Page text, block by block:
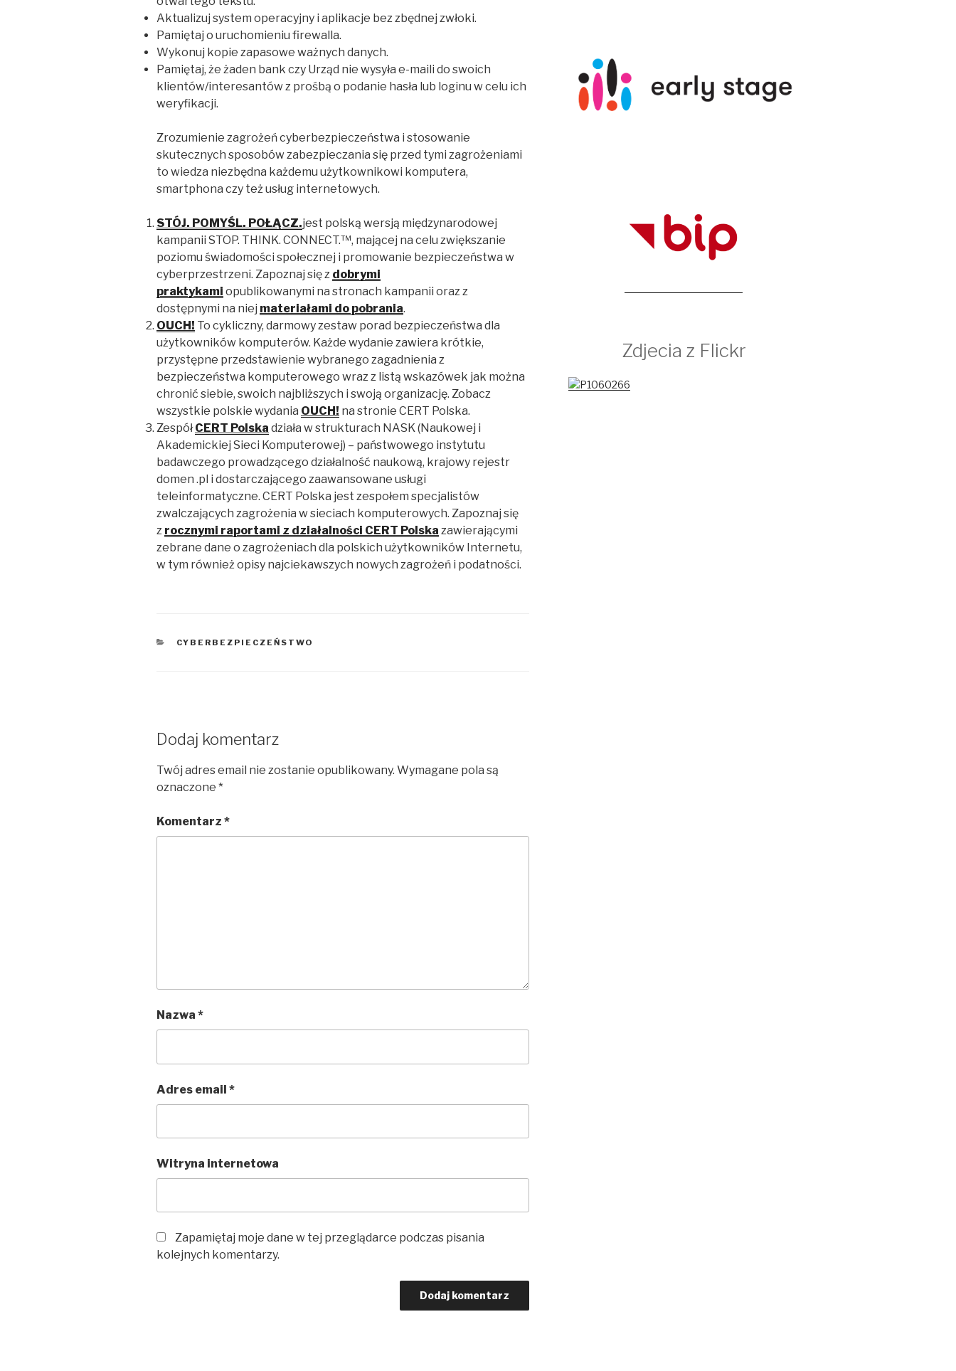
Aktualizuj system operacyjny i aplikacje bez zbędnej zwłoki.
Pamiętaj o uruchomieniu firewalla.
Wykonuj kopie zapasowe ważnych danych.
Pamiętaj, że żaden bank czy Urząd nie wysyła e-maili do swoich
klientów/interesantów z prośbą o podanie hasła lub loginu w celu ich
weryfikacji.
Zrozumienie zagrożeń cyberbezpieczeństwa i stosowanie
skutecznych sposobów zabezpieczania się przed tymi zagrożeniami
to wiedza niezbędna każdemu użytkownikowi komputera,
smartphona czy też usług internetowych.
STÓJ. POMYŚL. POŁĄCZ.jest polską wersją międzynarodowej
kampanii STOP. THINK. CONNECT.™, mającej na celu zwiększanie
poziomu świadomości społecznej i promowanie bezpieczeństwa w
cyberprzestrzeni. Zapoznaj się z dobrymi
praktykami opublikowanymi na stronach kampanii oraz z
dostępnymi na niej materiałami do pobrania.
OUCH! To cykliczny, darmowy zestaw porad bezpieczeństwa dla
użytkowników komputerów. Każde wydanie zawiera krótkie,
przystępne przedstawienie wybranego zagadnienia z
bezpieczeństwa komputerowego wraz z listą wskazówek jak można
chronić siebie, swoich najbliższych i swoją organizację. Zobacz
wszystkie polskie wydania OUCH! na stronie CERT Polska.
ZespółCERT Polska działa w strukturach NASK (Naukowej i
Akademickiej Sieci Komputerowej) – państwowego instytutu
badawczego prowadzącego działalność naukową, krajowy rejestr
domen .pl i dostarczającego zaawansowane usługi
teleinformatyczne. CERT Polska jest zespołem specjalistów
zwalczających zagrożenia w sieciach komputerowych. Zapoznaj się
z rocznymi raportami z działalności CERT Polska zawierającymi
zebrane dane o zagrożeniach dla polskich użytkowników Internetu,
w tym również opisy najciekawszych nowych zagrożeń i podatności.
KATEGORIE
CYBERBEZPIECZEŃSTWO
Dodaj komentarz
Twój adres email nie zostanie opublikowany. Wymagane pola są
oznaczone *
Komentarz *
Nazwa *
Adres email *
Witryna internetowa
Zapamiętaj moje dane w tej przeglądarce podczas pisania
kolejnych komentarzy.
Zdjecia z Flickr